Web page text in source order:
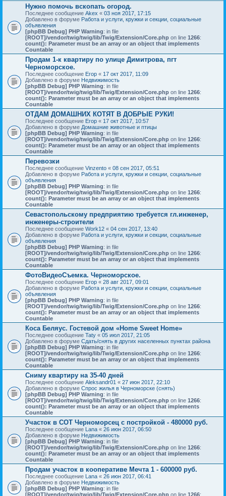
Нужно помочь вскопать огород.
Последнее сообщение Akex « 03 ноя 2017, 17:15
Добавлено в форуме Работа и услуги, кружки и секции, социальные
объявления
[phpBB Debug] PHP Warning: in file
[ROOT]/vendor/twig/twig/lib/Twig/Extension/Core.php on line 1266:
count(): Parameter must be an array or an object that implements
Countable
Продам 1-к квартиру по улице Димитрова, пгт
Черноморское.
Последнее сообщение Егор « 17 окт 2017, 11:09
Добавлено в форуме Недвижимость
[phpBB Debug] PHP Warning: in file
[ROOT]/vendor/twig/twig/lib/Twig/Extension/Core.php on line 1266:
count(): Parameter must be an array or an object that implements
Countable
ОТДАМ ДОМАШНИХ КОТЯТ В ДОБРЫЕ РУКИ!
Последнее сообщение Егор « 17 окт 2017, 10:57
Добавлено в форуме Домашние животные и птицы
[phpBB Debug] PHP Warning: in file
[ROOT]/vendor/twig/twig/lib/Twig/Extension/Core.php on line 1266:
count(): Parameter must be an array or an object that implements
Countable
Перевозки
Последнее сообщение Vinzento « 08 сен 2017, 05:51
Добавлено в форуме Работа и услуги, кружки и секции, социальные
объявления
[phpBB Debug] PHP Warning: in file
[ROOT]/vendor/twig/twig/lib/Twig/Extension/Core.php on line 1266:
count(): Parameter must be an array or an object that implements
Countable
Севастопольскому предприятию требуется гл.инженер,
инженеры-строители
Последнее сообщение Work12 « 04 сен 2017, 13:40
Добавлено в форуме Работа и услуги, кружки и секции, социальные
объявления
[phpBB Debug] PHP Warning: in file
[ROOT]/vendor/twig/twig/lib/Twig/Extension/Core.php on line 1266:
count(): Parameter must be an array or an object that implements
Countable
ФотоВидеоСъемка. Черноморское.
Последнее сообщение Егор « 28 авг 2017, 09:01
Добавлено в форуме Работа и услуги, кружки и секции, социальные
объявления
[phpBB Debug] PHP Warning: in file
[ROOT]/vendor/twig/twig/lib/Twig/Extension/Core.php on line 1266:
count(): Parameter must be an array or an object that implements
Countable
Коса Беляус. Гостевой дом «Home Sweet Home»
Последнее сообщение Taty « 05 июл 2017, 21:05
Добавлено в форуме Сдать/снять в других населенных пунктах района
[phpBB Debug] PHP Warning: in file
[ROOT]/vendor/twig/twig/lib/Twig/Extension/Core.php on line 1266:
count(): Parameter must be an array or an object that implements
Countable
Сниму квартиру на 35-40 дней
Последнее сообщение Aleksandr01 « 27 июн 2017, 22:10
Добавлено в форуме Спрос жилья в Черноморске (снять)
[phpBB Debug] PHP Warning: in file
[ROOT]/vendor/twig/twig/lib/Twig/Extension/Core.php on line 1266:
count(): Parameter must be an array or an object that implements
Countable
Участок в СОТ Черноморсец с постройкой - 480000 руб.
Последнее сообщение Lana « 26 июн 2017, 06:50
Добавлено в форуме Недвижимость
[phpBB Debug] PHP Warning: in file
[ROOT]/vendor/twig/twig/lib/Twig/Extension/Core.php on line 1266:
count(): Parameter must be an array or an object that implements
Countable
Продам участок в кооперативе Мечта 1 - 600000 руб.
Последнее сообщение Lana « 26 июн 2017, 06:41
Добавлено в форуме Недвижимость
[phpBB Debug] PHP Warning: in file
[ROOT]/vendor/twig/twig/lib/Twig/Extension/Core.php on line 1266: